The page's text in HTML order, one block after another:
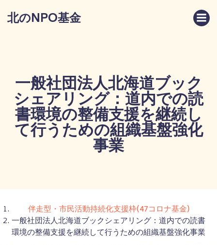
ス
キ
ッ
プ
北のNPO基金
一般社団法人北海道ブック
シェアリング：道内での読
書環境の整備支援を継続し
て行うための組織基盤強化
事業
伴走型・市民活動持続化支援枠(47コロナ基金)
一般社団法人北海道ブックシェアリング：道内での読書
環境の整備支援を継続して行うための組織基盤強化事業